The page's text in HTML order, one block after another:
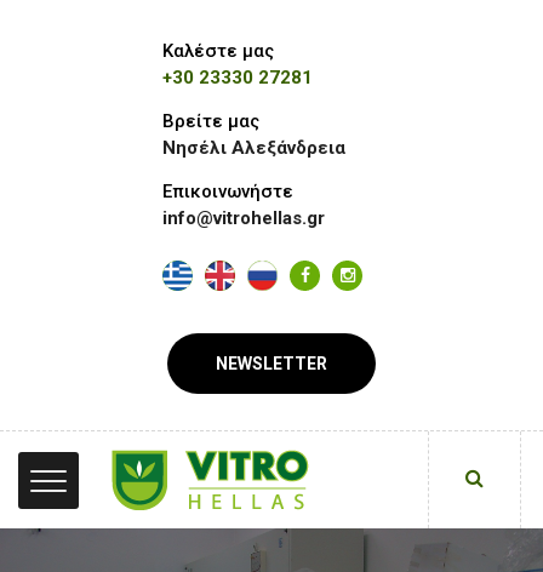
Καλέστε μας
+30 23330 27281
Βρείτε μας
Νησέλι Αλεξάνδρεια
Επικοινωνήστε
info@vitrohellas.gr
NEWSLETTER